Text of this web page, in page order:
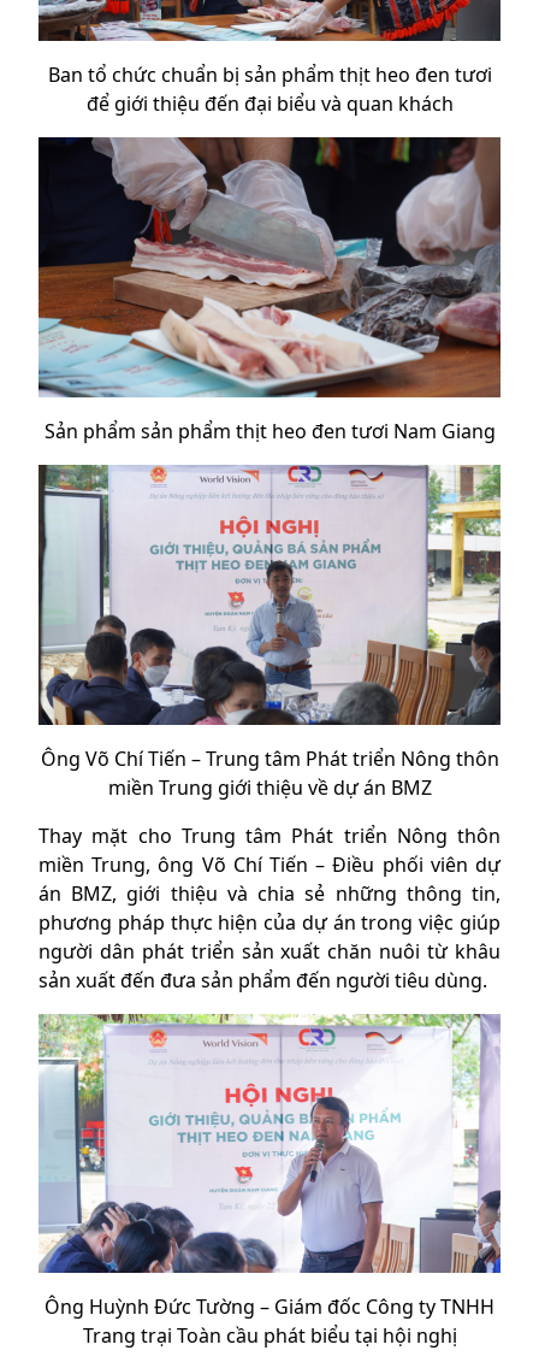
Ban tổ chức chuẩn bị sản phẩm thịt heo đen tươi
để giới thiệu đến đại biểu và quan khách
Sản phẩm sản phẩm thịt heo đen tươi Nam Giang
Ông Võ Chí Tiến – Trung tâm Phát triển Nông thôn
miền Trung giới thiệu về dự án BMZ
Thay mặt cho Trung tâm Phát triển Nông thôn
miền Trung, ông Võ Chí Tiến – Điều phối viên dự
án BMZ, giới thiệu và chia sẻ những thông tin,
phương pháp thực hiện của dự án trong việc giúp
người dân phát triển sản xuất chăn nuôi từ khâu
sản xuất đến đưa sản phẩm đến người tiêu dùng.
Ông Huỳnh Đức Tường – Giám đốc Công ty TNHH
Trang trại Toàn cầu phát biểu tại hội nghị